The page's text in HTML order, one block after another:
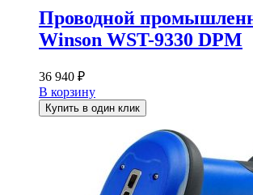
Проводной
Winson WST-9330 DPM
36 940 ₽
В корзину
Купить в один клик